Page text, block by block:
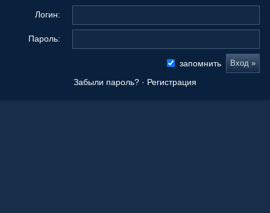
Логин:
Пароль:
запомнить
Забыли пароль? · Регистрация